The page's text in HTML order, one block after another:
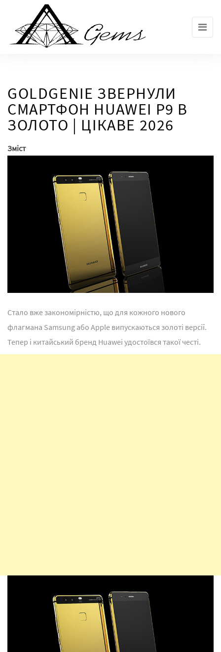
GOLDGENIE ЗВЕРНУЛИ
СМАРТФОН HUAWEI P9 В
ЗОЛОТО | ЦІКАВЕ 2026
Зміст
Стало вже закономірністю, що для кожного нового
флагмана Samsung або Apple випускаються золоті версії.
Тепер і китайський бренд Huawei удостоївся такої честі.